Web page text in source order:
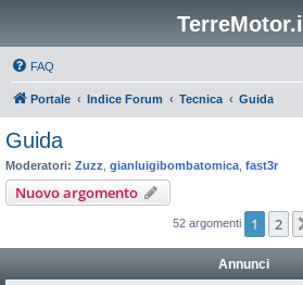
FAQ
Portale Indice Forum Tecnica Guida
Guida
Moderatori: Zuzz gianluigibombatomica fast3r
Nuovo argomento
52 argomenti 1 2
Annunci